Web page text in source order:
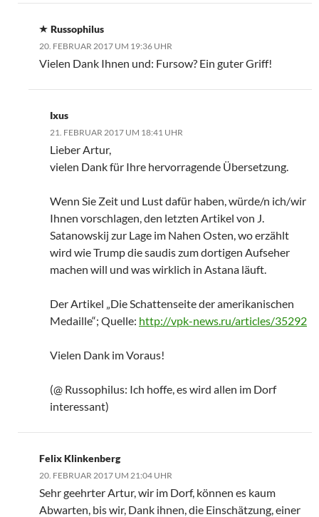
Russophilus
20. FEBRUAR 2017 UM 19:36 UHR
Vielen Dank Ihnen und: Fursow? Ein guter Griff!
Ixus
21. FEBRUAR 2017 UM 18:41 UHR
Lieber Artur,
vielen Dank für Ihre hervorragende Übersetzung.
Wenn Sie Zeit und Lust dafür haben, würde/n ich/wir
Ihnen vorschlagen, den letzten Artikel von J.
Satanowskij zur Lage im Nahen Osten, wo erzählt
wird wie Trump die saudis zum dortigen Aufseher
machen will und was wirklich in Astana läuft.
Der Artikel „Die Schattenseite der amerikanischen
Medaille“; Quelle: http://vpk-news.ru/articles/35292
Vielen Dank im Voraus!
(@ Russophilus: Ich hoffe, es wird allen im Dorf
interessant)
Felix Klinkenberg
20. FEBRUAR 2017 UM 21:04 UHR
Sehr geehrter Artur, wir im Dorf, können es kaum
Abwarten, bis wir, Dank ihnen, die Einschätzung, einer